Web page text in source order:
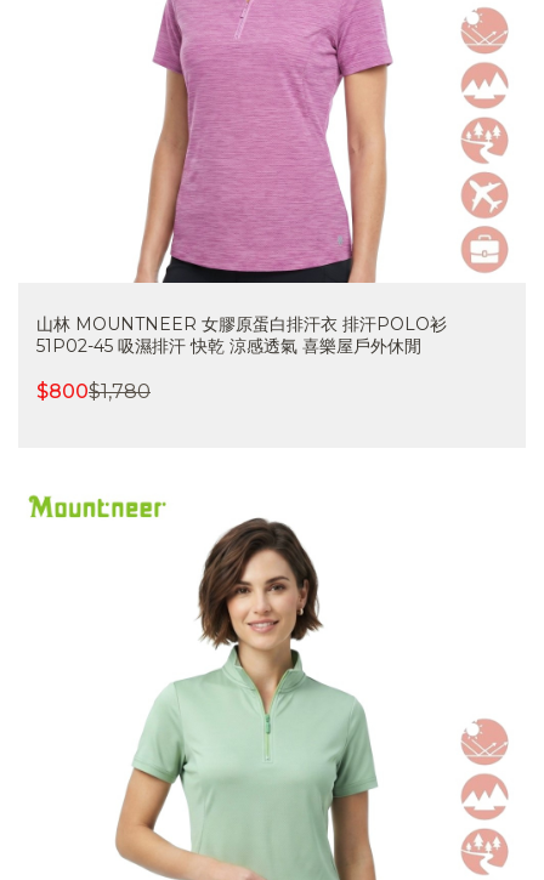
山林 MOUNTNEER 女膠原蛋白排汗衣 排汗POLO衫
51P02-45 吸濕排汗 快乾 涼感透氣 喜樂屋戶外休閒
$800$1,780